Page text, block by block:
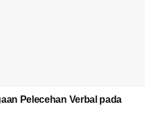
Pelecehan Verbal pada